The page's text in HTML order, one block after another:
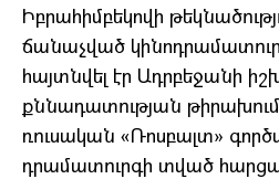
Իբրահիմբեկովի
ճանաչված
հայտնվել էր Ադրբեջանի
քննադատության
ռուսական «Ռոսբալտ»
դրամատուրգի տված